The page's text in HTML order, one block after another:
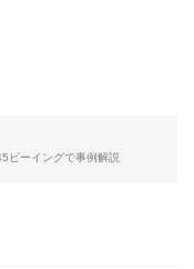
ビーイングで事例解説